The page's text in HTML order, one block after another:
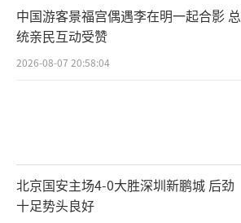
中国游客景福宫偶遇李在明一起合影 总
统亲民互动受赞
2026-08-07 20:58:04
北京国安主场4-0大胜深圳新鹏城 后劲
十足势头良好